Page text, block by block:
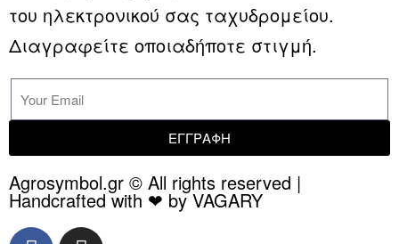
του ηλεκτρονικού σας ταχυδρομείου.
Διαγραφείτε οποιαδήποτε στιγμή.
ΕΓΓΡΑΦΗ
Agrosymbol.gr © All rights reserved |
Handcrafted with ❤ by VAGARY